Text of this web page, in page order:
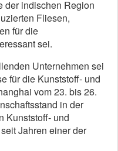
der indischen Region
Fliesen,
für die
sei.
Unternehmen sei
für die Kunststoff- und
vom 23. bis 26.
in der
Kunststoff- und
Jahren einer der